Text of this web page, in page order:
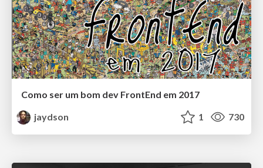
Como ser um bom dev FrontEnd em 2017
jaydson
1 730